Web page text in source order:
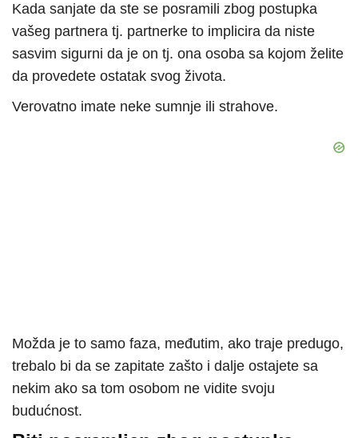
Kada sanjate da ste se posramili zbog postupka
vašeg partnera tj. partnerke to implicira da niste
sasvim sigurni da je on tj. ona osoba sa kojom želite
da provedete ostatak svog života.
Verovatno imate neke sumnje ili strahove.
Možda je to samo faza, međutim, ako traje predugo,
trebalo bi da se zapitate zašto i dalje ostajete sa
nekim ako sa tom osobom ne vidite svoju
budućnost.